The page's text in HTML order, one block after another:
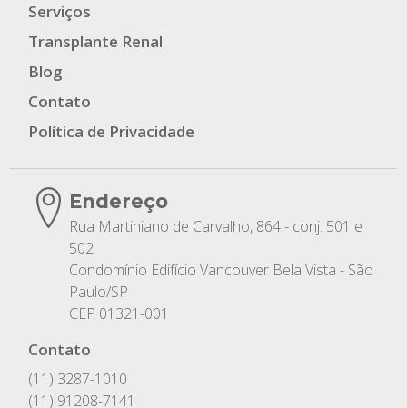
Serviços
Transplante Renal
Blog
Contato
Política de Privacidade
Endereço
Rua Martiniano de Carvalho, 864 - conj. 501 e
502
Condomínio Edifício Vancouver Bela Vista - São
Paulo/SP
CEP 01321-001
Contato
(11) 3287-1010
(11) 91208-7141